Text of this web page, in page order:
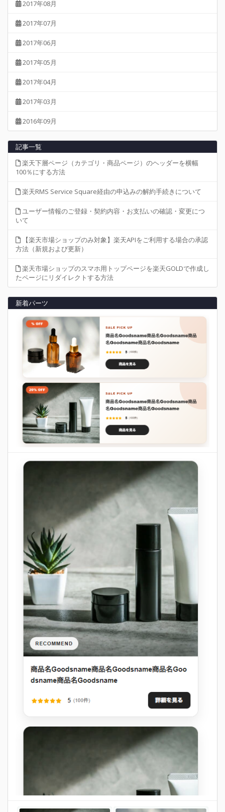
2017年08月
2017年07月
2017年06月
2017年05月
2017年04月
2017年03月
2016年09月
記事一覧
楽天下層ページ（カテゴリ・商品ページ）のヘッダーを横幅
100％にする方法
楽天RMS Service Square経由の申込みの解約手続きについて
ユーザー情報のご登録・契約内容・お支払いの確認・変更につ
いて
【楽天市場ショップのみ対象】楽天APIをご利用する場合の承認
方法（新規および更新）
楽天市場ショップのスマホ用トップページを楽天GOLDで作成し
たページにリダイレクトする方法
新着パーツ